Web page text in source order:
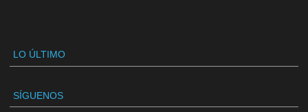
LO ÚLTIMO
SÍGUENOS